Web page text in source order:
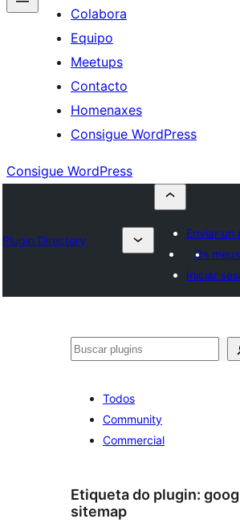
Colabora
Equipo
Meetups
Contacto
Homenaxes
Consigue WordPress
Consigue WordPress
Plugin Directory
Enviar un
Os
Iniciar
Buscar
Todos
Community
Commercial
Etiqueta do plugin:
sitemap